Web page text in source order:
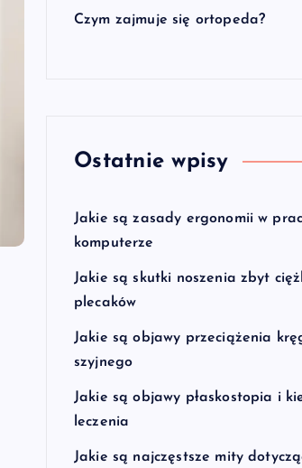
Czym zajmuje się ortopeda?
Ostatnie wpisy
Jakie są zasady ergonomii w
komputerze
Jakie są skutki noszenia zbyt
plecaków
Jakie są objawy przeciążenia
szyjnego
Jakie są objawy płaskostopia i
leczenia
Jakie są najczęstsze mity